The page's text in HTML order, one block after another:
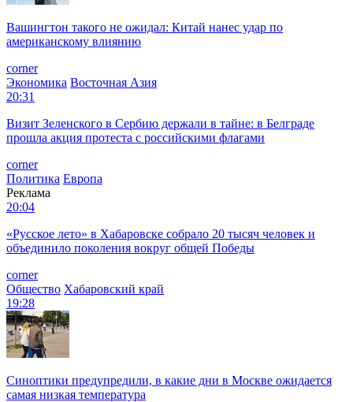
Вашингтон такого не ожидал: Китай нанес удар по
американскому влиянию
corner
Экономика Восточная Азия
20:31
Визит Зеленского в Сербию держали в тайне: в Белграде
прошла акция протеста с российскими флагами
corner
Политика Европа
Реклама
20:04
«Русское лето» в Хабаровске собрало 20 тысяч человек и
объединило поколения вокруг общей Победы
corner
Общество Хабаровский край
19:28
Синоптики предупредили, в какие дни в Москве ожидается
самая низкая температура